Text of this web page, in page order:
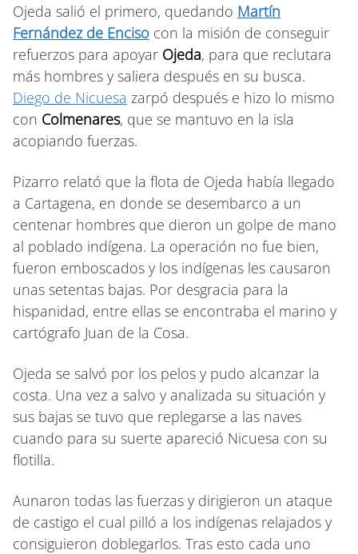
Ojeda salió el primero, quedando Martín
Fernández de Enciso con la misión de conseguir
refuerzos para apoyar Ojeda, para que reclutara
más hombres y saliera después en su busca.
Diego de Nicuesa zarpó después e hizo lo mismo
con Colmenares, que se mantuvo en la isla
acopiando fuerzas.
Pizarro relató que la flota de Ojeda había llegado
a Cartagena, en donde se desembarco a un
centenar hombres que dieron un golpe de mano
al poblado indígena. La operación no fue bien,
fueron emboscados y los indígenas les causaron
unas setentas bajas. Por desgracia para la
hispanidad, entre ellas se encontraba el marino y
cartógrafo Juan de la Cosa.
Ojeda se salvó por los pelos y pudo alcanzar la
costa. Una vez a salvo y analizada su situación y
sus bajas se tuvo que replegarse a las naves
cuando para su suerte apareció Nicuesa con su
flotilla.
Aunaron todas las fuerzas y dirigieron un ataque
de castigo el cual pilló a los indígenas relajados y
consiguieron doblegarlos. Tras esto cada uno